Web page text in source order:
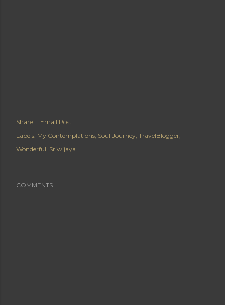
Share
Email Post
Labels: My Contemplations Soul Journey TravelBlogger
Wonderfull Sriwijaya
COMMENTS